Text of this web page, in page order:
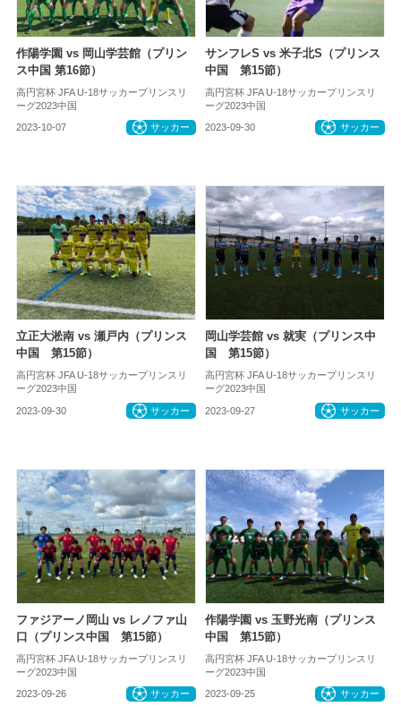
作陽学園 vs 岡山学芸館（プリン
ス中国 第16節）
高円宮杯 JFA U-18サッカープリンスリ
ーグ2023中国
2023-10-07 サッカー
サンフレS vs 米子北S（プリンス
中国 第15節）
高円宮杯 JFA U-18サッカープリンスリ
ーグ2023中国
2023-09-30 サッカー
立正大淞南 vs 瀬戸内（プリンス
中国 第15節）
高円宮杯 JFA U-18サッカープリンスリ
ーグ2023中国
2023-09-30 サッカー
岡山学芸館 vs 就実（プリンス中
国 第15節）
高円宮杯 JFA U-18サッカープリンスリ
ーグ2023中国
2023-09-27 サッカー
ファジアーノ岡山 vs レノファ山
口（プリンス中国 第15節）
高円宮杯 JFA U-18サッカープリンスリ
ーグ2023中国
2023-09-26 サッカー
作陽学園 vs 玉野光南（プリンス
中国 第15節）
高円宮杯 JFA U-18サッカープリンスリ
ーグ2023中国
2023-09-25 サッカー